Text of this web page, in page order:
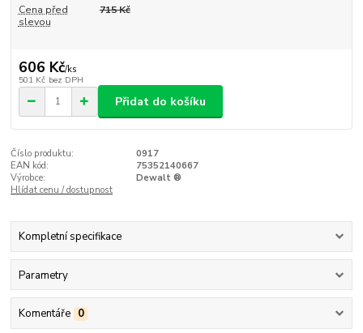
Cena před
slevou
715 Kč
606 Kč/ks
501 Kč bez DPH
Přidat do košíku
Číslo produktu:
0917
EAN kód:
75352140667
Výrobce:
Dewalt ®
Hlídat cenu / dostupnost
Kompletní specifikace
Parametry
Komentáře 0